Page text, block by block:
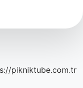
pikniktube.com.tr